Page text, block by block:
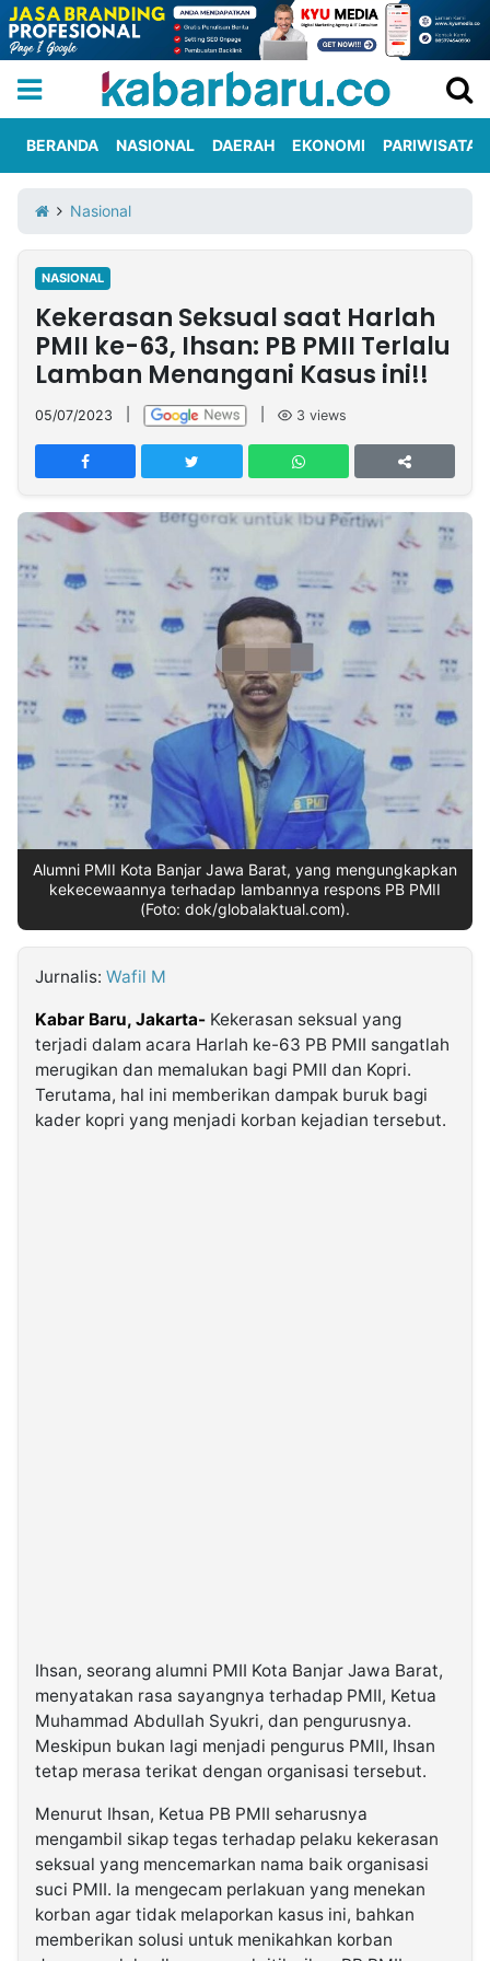
Iklan
Berita
Kami
Nasional
International
Olahraga
Entertainment
Daerah
Pariwisata
Kuliner
Kolom
Network
PT
TREETAN
INDONESIA
Partner
NTB
Time
IDN
Jogja
Rakyat
News
Notice
Baru
Follow
Kabarbaru
Kabarbaru.co
2026
BERANDA NASIONAL DAERAH EKONOMI PARIWISATA
Nasional
NASIONAL
Kekerasan Seksual saat Harlah
PMII ke-63, Ihsan: PB PMII Terlalu
Lamban Menangani Kasus ini!!
05/07/2023 3 views
Alumni PMII Kota Banjar Jawa Barat, yang mengungkapkan
kekecewaannya terhadap lambannya respons PB PMII
(Foto: dok/globalaktual.com).
Jurnalis: Wafil M
Kabar Baru, Jakarta- Kekerasan seksual yang
terjadi dalam acara Harlah ke-63 PB PMII sangatlah
merugikan dan memalukan bagi PMII dan Kopri.
Terutama, hal ini memberikan dampak buruk bagi
kader kopri yang menjadi korban kejadian tersebut.
Ihsan, seorang alumni PMII Kota Banjar Jawa Barat,
menyatakan rasa sayangnya terhadap PMII, Ketua
Muhammad Abdullah Syukri, dan pengurusnya.
Meskipun bukan lagi menjadi pengurus PMII, Ihsan
tetap merasa terikat dengan organisasi tersebut.
Menurut Ihsan, Ketua PB PMII seharusnya
mengambil sikap tegas terhadap pelaku kekerasan
seksual yang mencemarkan nama baik organisasi
suci PMII. Ia mengecam perlakuan yang menekan
korban agar tidak melaporkan kasus ini, bahkan
memberikan solusi untuk menikahkan korban